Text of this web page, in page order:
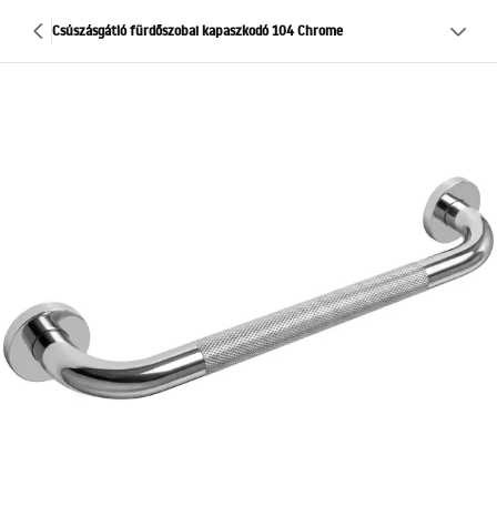
Csúszásgátló fürdőszobai kapaszkodó 104 Chrome